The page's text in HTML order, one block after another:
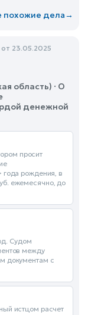
похожие дела→
от 23.05.2025
область) · О
денежной
просит
года рождения, в
ежемесячно, до
Судом
между
документам с
истцом расчет